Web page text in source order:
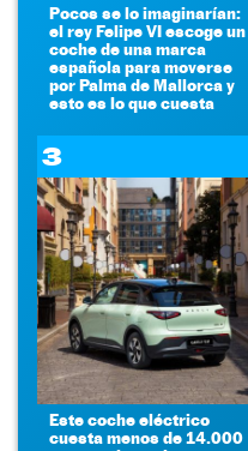
Pocos se lo imaginarían:
el rey Felipe VI escoge un
coche de una marca
española para moverse
por Palma de Mallorca y
esto es lo que cuesta
3
Este coche eléctrico
cuesta menos de 14.000